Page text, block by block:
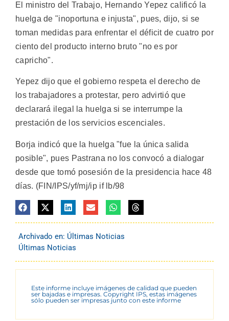
El ministro del Trabajo, Hernando Yepez calificó la
huelga de "inoportuna e injusta", pues, dijo, si se
toman medidas para enfrentar el déficit de cuatro por
ciento del producto interno bruto "no es por
capricho".
Yepez dijo que el gobierno respeta el derecho de
los trabajadores a protestar, pero advirtió que
declarará ilegal la huelga si se interrumpe la
prestación de los servicios escenciales.
Borja indicó que la huelga "fue la única salida
posible", pues Pastrana no los convocó a dialogar
desde que tomó posesión de la presidencia hace 48
días. (FIN/IPS/yf/mj/ip if lb/98
Archivado en: Últimas Noticias
Últimas Noticias
Este informe incluye imágenes de calidad que pueden
ser bajadas e impresas. Copyright IPS, estas imágenes
sólo pueden ser impresas junto con este informe